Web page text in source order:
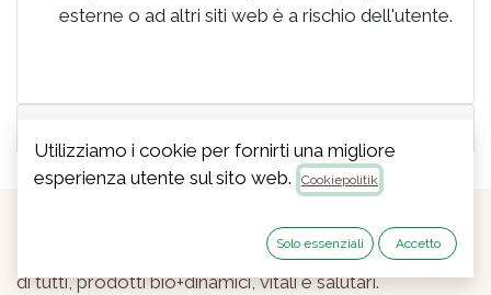
esterne o ad altri siti web è a rischio dell'utente.
Dal 1985, coltiviamo con l'obiettivo di migliorare la vita
di tutti, prodotti bio+dinamici, vitali e salutari.
Utilizziamo i cookie per fornirti una migliore
esperienza utente sul sito web.
Cookiepolitik
Solo essenziali Accetto